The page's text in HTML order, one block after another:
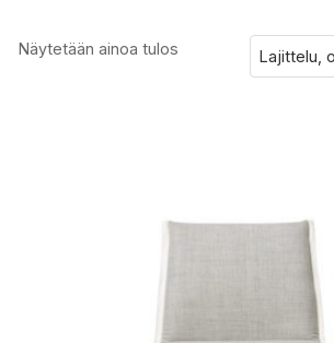
Näytetään ainoa tulos